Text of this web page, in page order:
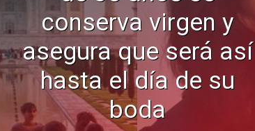
conserva virgen y
asegura que será así
hasta el día de su
boda